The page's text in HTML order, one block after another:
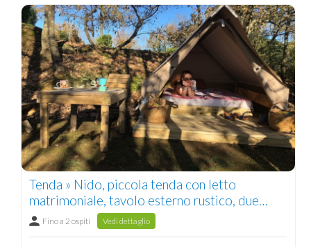
Tenda » Nido, piccola tenda con letto
matrimoniale, tavolo esterno rustico, due
sedie e una amaca 1/2 pers.
Fino a 2 ospiti Vedi dettaglio